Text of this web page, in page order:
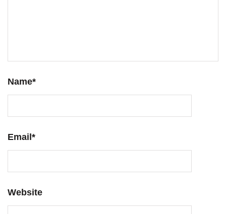
Name*
Email *
Website